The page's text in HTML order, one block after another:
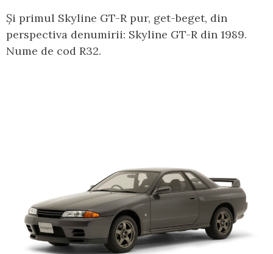
Și primul Skyline GT-R pur, get-beget, din
perspectiva denumirii: Skyline GT-R din 1989.
Nume de cod R32.